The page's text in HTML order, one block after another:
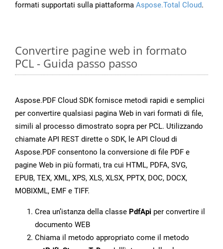
formati supportati sulla piattaforma Aspose.Total Cloud.
Convertire pagine web in formato
PCL - Guida passo passo
Aspose.PDF Cloud SDK fornisce metodi rapidi e semplici
per convertire qualsiasi pagina Web in vari formati di file,
simili al processo dimostrato sopra per PCL. Utilizzando
chiamate API REST dirette o SDK, le API Cloud di
Aspose.PDF consentono la conversione di file PDF e
pagine Web in più formati, tra cui HTML, PDFA, SVG,
EPUB, TEX, XML, XPS, XLS, XLSX, PPTX, DOC, DOCX,
MOBIXML, EMF e TIFF.
Crea un’istanza della classe PdfApi per convertire il
documento WEB
Chiama il metodo appropriato come il metodo